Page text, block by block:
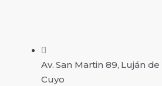
Av. San Martin 89, Luján de
Cuyo